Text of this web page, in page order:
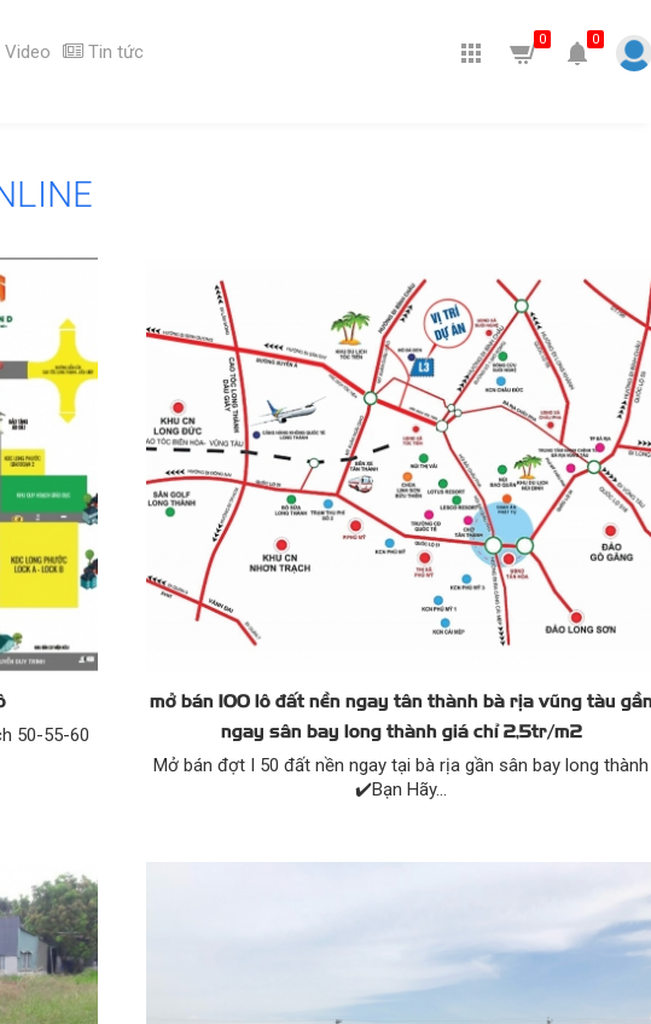
Video Tin tức
0 0
50-55-60
mở bán 100 lô đất nền ngay tân thành bà rịa vũng tàu
ngay sân bay long thành giá chỉ 2,5tr/m2
Mở bán đợt I 50 đất nền ngay tại bà rịa gần sân bay long thành
✔️Bạn Hãy...